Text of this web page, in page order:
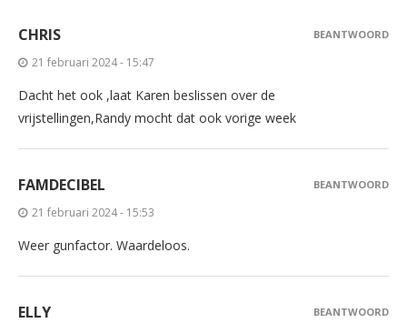
CHRIS
21 februari 2024 - 15:47
Dacht het ook ,laat Karen beslissen over de
vrijstellingen,Randy mocht dat ook vorige week
BEANTWOORD
FAMDECIBEL
21 februari 2024 - 15:53
Weer gunfactor. Waardeloos.
BEANTWOORD
ELLY BEANTWOORD